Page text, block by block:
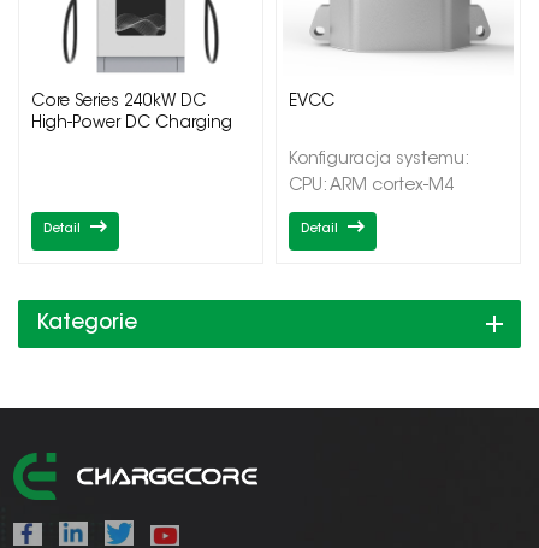
Core Series 240kW DC
High-Power DC Charging
Detail
EVCC
Konfiguracja systemu:
CPU: ARM cortex-M4
Pamięć: 8M SDRAM, 32M i
(obsługuje różne szybkości
Detail
Kategorie